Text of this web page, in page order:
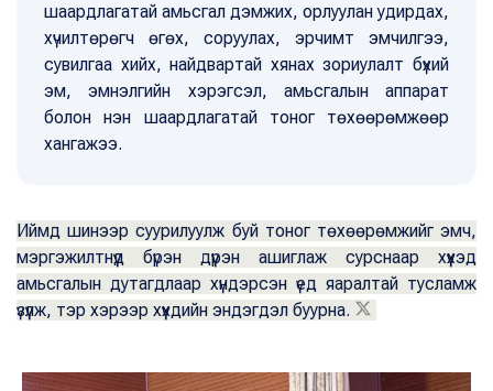
шаардлагатай амьсгал дэмжих, орлуулан удирдах,
хүчилтөрөгч өгөх, соруулах, эрчимт эмчилгээ,
сувилгаа хийх, найдвартай хянах зориулалт бүхий
эм, эмнэлгийн хэрэгсэл, амьсгалын аппарат
болон нэн шаардлагатай тоног төхөөрөмжөөр
хангажээ.
Иймд шинээр суурилуулж буй тоног төхөөрөмжийг эмч,
мэргэжилтнүүд бүрэн дүүрэн ашиглаж сурснаар хүүхэд
амьсгалын дутагдлаар хүндэрсэн үед яаралтай тусламж
үзүүлж, тэр хэрээр хүүхдийн эндэгдэл буурна.